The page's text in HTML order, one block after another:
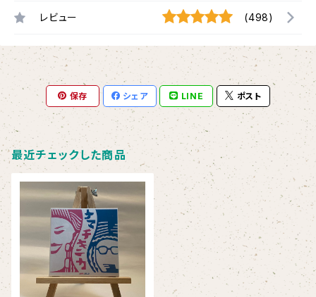
レビュー (498)
保存 シェア LINE ポスト
最近チェックした商品